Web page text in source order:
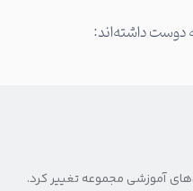
دوست داشته‌اند:
آموزشی مجموعه تغییر کرد.